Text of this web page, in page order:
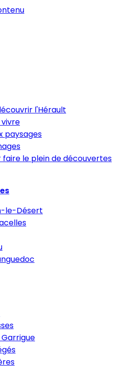
l'Hérault
paysages
faire le plein de découvertes
le-Désert